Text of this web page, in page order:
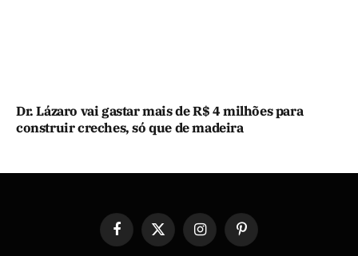
Dr. Lázaro vai gastar mais de R$ 4 milhões para
construir creches, só que de madeira
Facebook
X
(Twitter)
InstagramPinterest